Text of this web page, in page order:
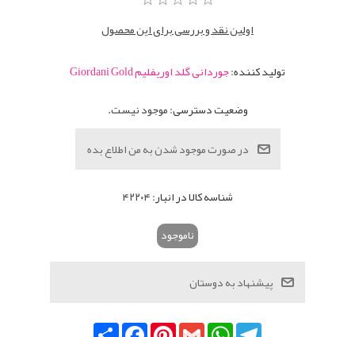
اولین نقد و بررسی برای این محصول
تولید کننده:جوردانی گلد اوریفلیم Giordani Gold
وضعیت دسترسی:موجود نیست.
شناسه کالا در انبار:۴۲۲۰۴
ناموجود
اشتراکFacebookPinterestGmail
WhatsAppTelegram